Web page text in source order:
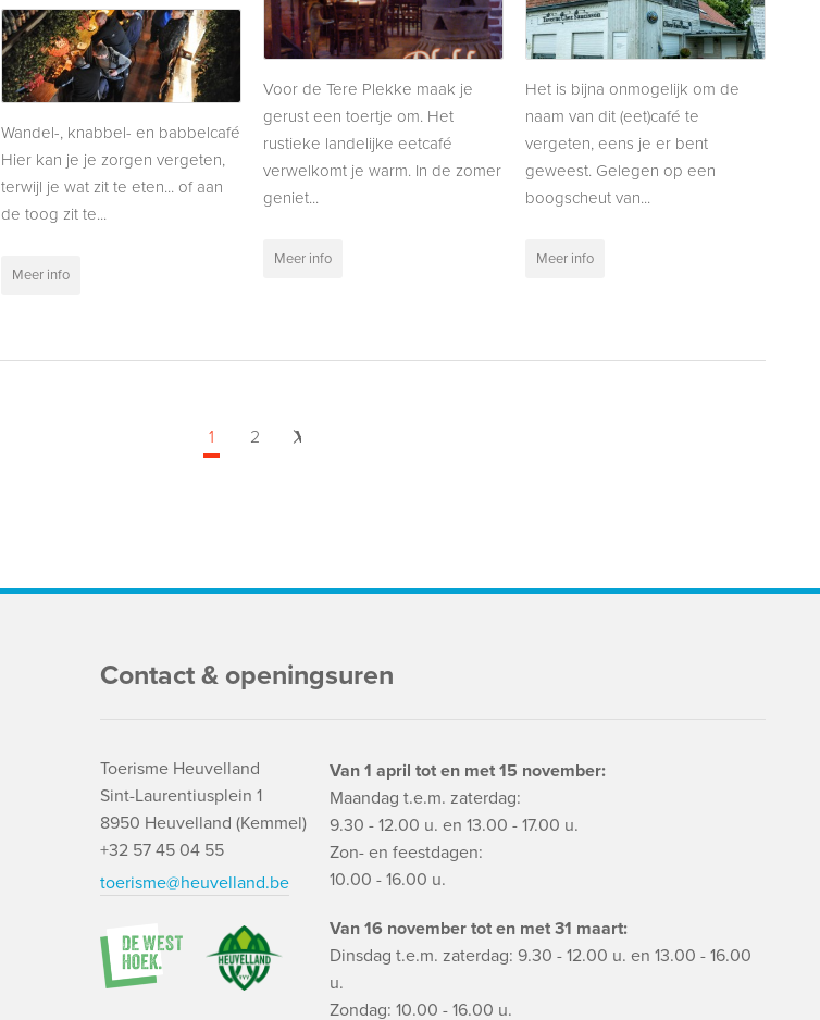
Wandel-, knabbel- en babbelcafé
Hier kan je je zorgen vergeten,
terwijl je wat zit te eten... of aan
de toog zit te...
Meer info
Voor de Tere Plekke maak je
gerust een toertje om. Het
rustieke landelijke eetcafé
verwelkomt je warm. In de zomer
geniet...
Meer info
Het is bijna onmogelijk om de
naam van dit (eet)café te
vergeten, eens je er bent
geweest. Gelegen op een
boogscheut van...
Meer info
1 2 Volgende
Contact & openingsuren
Toerisme Heuvelland
Sint-Laurentiusplein 1
8950 Heuvelland (Kemmel)
+32 57 45 04 55
toerisme@heuvelland.be
Van 1 april tot en met 15 november:
Maandag t.e.m. zaterdag:
9.30 - 12.00 u. en 13.00 - 17.00 u.
Zon- en feestdagen:
10.00 - 16.00 u.
Van 16 november tot en met 31 maart:
Dinsdag t.e.m. zaterdag: 9.30 - 12.00 u. en 13.00 - 16.00
u.
Zondag: 10.00 - 16.00 u.